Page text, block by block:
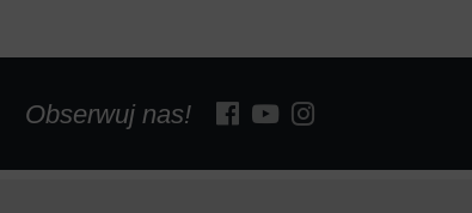
Obserwuj nas!